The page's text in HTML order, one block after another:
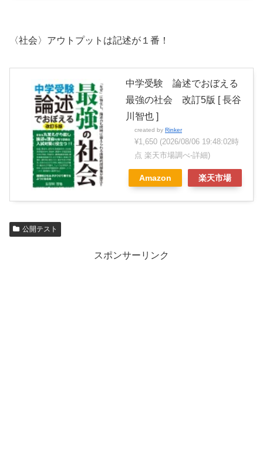
〈社会〉アウトプットは記述が１番！
中学受験 論述でおぼえる
最強の社会 改訂5版 [ 長谷
川智也 ]
created by Rinker
¥1,650 (2026/08/06 19:48:02時
点 楽天市場調べ-詳細)
Amazon 楽天市場
公開テスト
スポンサーリンク